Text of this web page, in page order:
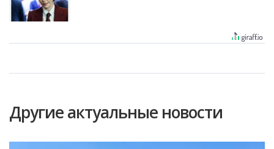
Другие актуальные новости